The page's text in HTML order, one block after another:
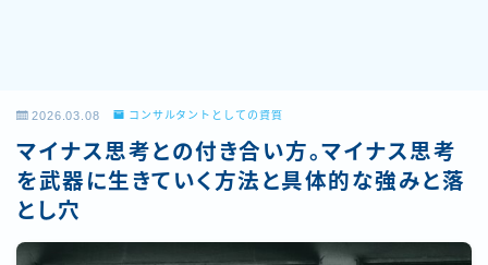
2026.03.08 コンサルタントとしての資質
マイナス思考との付き合い方。マイナス思考
を武器に生きていく方法と具体的な強みと落
とし穴